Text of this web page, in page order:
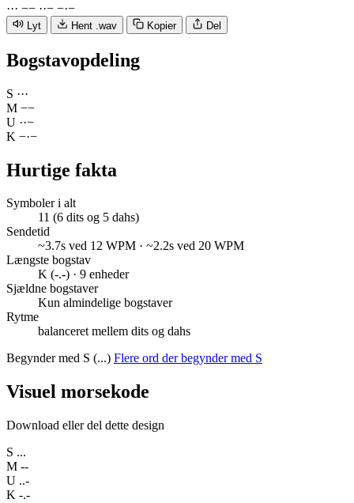
··· −− ··− −·−
Lyt Hent .wav Kopier Del
Bogstavopdeling
S ···
M −−
U ··−
K −·−
Hurtige fakta
Symboler i alt
11 (6 dits og 5 dahs)
Sendetid
~3.7s ved 12 WPM · ~2.2s ved 20 WPM
Længste bogstav
K (-.-) · 9 enheder
Sjældne bogstaver
Kun almindelige bogstaver
Rytme
balanceret mellem dits og dahs
Begynder med S (...) Flere ord der begynder med S
Visuel morsekode
Download eller del dette design
S ...
M --
U ..-
K -.-